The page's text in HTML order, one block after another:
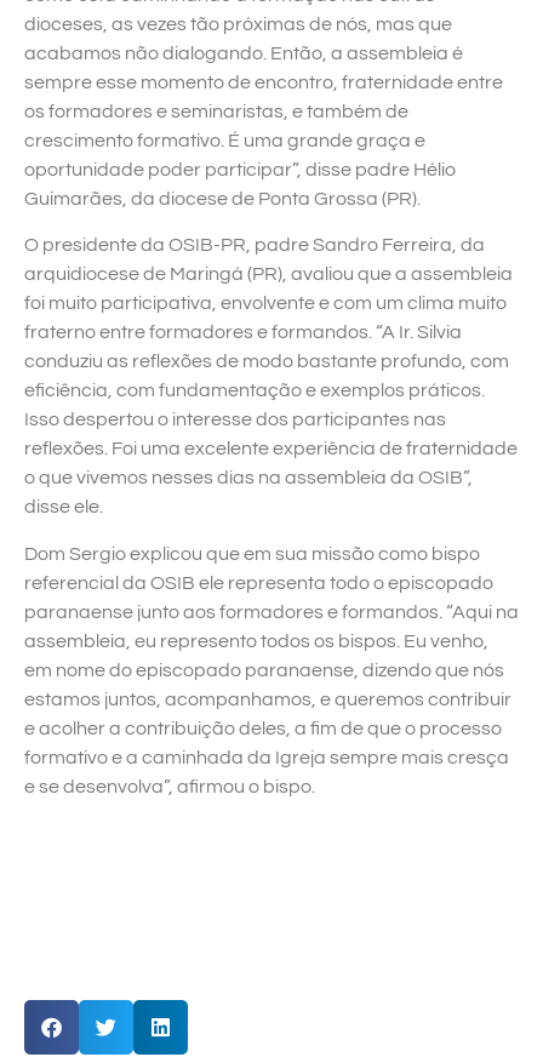
dioceses, as vezes tão próximas de nós, mas que
acabamos não dialogando. Então, a assembleia é
sempre esse momento de encontro, fraternidade entre
os formadores e seminaristas, e também de
crescimento formativo. É uma grande graça e
oportunidade poder participar”, disse padre Hélio
Guimarães, da diocese de Ponta Grossa (PR).
O presidente da OSIB-PR, padre Sandro Ferreira, da
arquidiocese de Maringá (PR), avaliou que a assembleia
foi muito participativa, envolvente e com um clima muito
fraterno entre formadores e formandos. “A Ir. Silvia
conduziu as reflexões de modo bastante profundo, com
eficiência, com fundamentação e exemplos práticos.
Isso despertou o interesse dos participantes nas
reflexões. Foi uma excelente experiência de fraternidade
o que vivemos nesses dias na assembleia da OSIB”,
disse ele.
Dom Sergio explicou que em sua missão como bispo
referencial da OSIB ele representa todo o episcopado
paranaense junto aos formadores e formandos. “Aqui na
assembleia, eu represento todos os bispos. Eu venho,
em nome do episcopado paranaense, dizendo que nós
estamos juntos, acompanhamos, e queremos contribuir
e acolher a contribuição deles, a fim de que o processo
formativo e a caminhada da Igreja sempre mais cresça
e se desenvolva”, afirmou o bispo.